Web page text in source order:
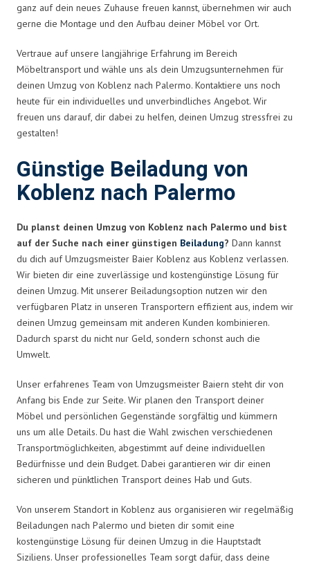
ganz auf dein neues Zuhause freuen kannst, übernehmen wir auch
gerne die Montage und den Aufbau deiner Möbel vor Ort.
Vertraue auf unsere langjährige Erfahrung im Bereich
Möbeltransport und wähle uns als dein Umzugsunternehmen für
deinen Umzug von Koblenz nach Palermo. Kontaktiere uns noch
heute für ein individuelles und unverbindliches Angebot. Wir
freuen uns darauf, dir dabei zu helfen, deinen Umzug stressfrei zu
gestalten!
Günstige Beiladung von
Koblenz nach Palermo
Du planst deinen Umzug von Koblenz nach Palermo und bist
auf der Suche nach einer günstigen Beiladung? Dann kannst
du dich auf Umzugsmeister Baier Koblenz aus Koblenz verlassen.
Wir bieten dir eine zuverlässige und kostengünstige Lösung für
deinen Umzug. Mit unserer Beiladungsoption nutzen wir den
verfügbaren Platz in unseren Transportern effizient aus, indem wir
deinen Umzug gemeinsam mit anderen Kunden kombinieren.
Dadurch sparst du nicht nur Geld, sondern schonst auch die
Umwelt.
Unser erfahrenes Team von Umzugsmeister Baiern steht dir von
Anfang bis Ende zur Seite. Wir planen den Transport deiner
Möbel und persönlichen Gegenstände sorgfältig und kümmern
uns um alle Details. Du hast die Wahl zwischen verschiedenen
Transportmöglichkeiten, abgestimmt auf deine individuellen
Bedürfnisse und dein Budget. Dabei garantieren wir dir einen
sicheren und pünktlichen Transport deines Hab und Guts.
Von unserem Standort in Koblenz aus organisieren wir regelmäßig
Beiladungen nach Palermo und bieten dir somit eine
kostengünstige Lösung für deinen Umzug in die Hauptstadt
Siziliens. Unser professionelles Team sorgt dafür, dass deine